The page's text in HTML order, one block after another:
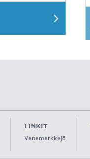
LINKIT
Venemerkkejä